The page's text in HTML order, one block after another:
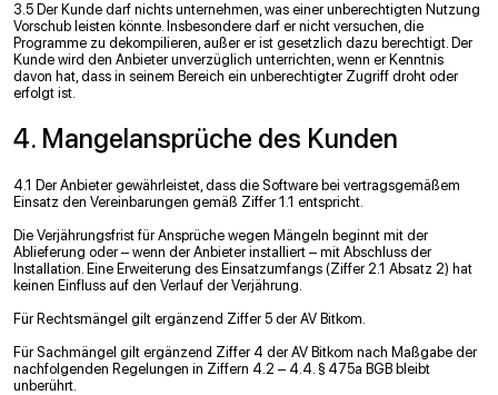
3.5 Der Kunde darf nichts unternehmen, was einer unberechtigten Nutzung
Vorschub leisten könnte. Insbesondere darf er nicht versuchen, die
Programme zu dekompilieren, außer er ist gesetzlich dazu berechtigt. Der
Kunde wird den Anbieter unverzüglich unterrichten, wenn er Kenntnis
davon hat, dass in seinem Bereich ein unberechtigter Zugriff droht oder
erfolgt ist.
4. Mangelansprüche des Kunden
4.1 Der Anbieter gewährleistet, dass die Software bei vertragsgemäßem
Einsatz den Vereinbarungen gemäß Ziffer 1.1 entspricht.
Die Verjährungsfrist für Ansprüche wegen Mängeln beginnt mit der
Ablieferung oder – wenn der Anbieter installiert – mit Abschluss der
Installation. Eine Erweiterung des Einsatzumfangs (Ziffer 2.1 Absatz 2) hat
keinen Einﬂuss auf den Verlauf der Verjährung.
Für Rechtsmängel gilt ergänzend Ziffer 5 der AV Bitkom.
Für Sachmängel gilt ergänzend Ziffer 4 der AV Bitkom nach Maßgabe der
nachfolgenden Regelungen in Ziffern 4.2 – 4.4. § 475a BGB bleibt
unberührt.